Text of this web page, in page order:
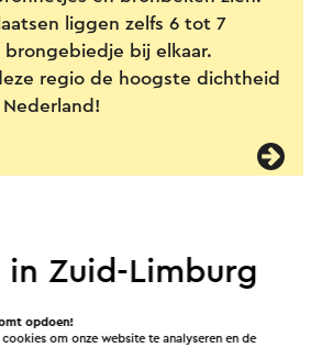
liggen zelfs 6 tot 7
brongebiedje bij elkaar.
regio de hoogste dichtheid
in Zuid-Limburg
opdoen!
om onze website te analyseren en de